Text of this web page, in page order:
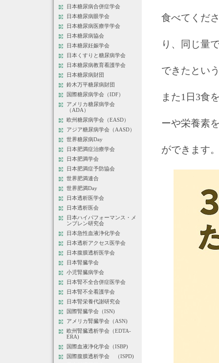
日本糖尿病合併症学会
日本糖尿病眼学会
日本糖尿病医療学学会
日本糖尿病協会
日本糖尿妊娠学会
日本くすりと糖尿病学会
日本糖尿病教育看護学会
日本糖尿病財団
鈴木万平糖尿病財団
国際糖尿病学会（IDF）
アメリカ糖尿病学会
（ADA）
欧州糖尿病学会（EASD）
アジア糖尿病学会（AASD）
世界糖尿病Day
日本肥満症治療学会
日本肥満学会
日本肥満症予防協会
世界肥満連合
世界肥満Day
日本透析医学会
日本透析医会
日本ハイパフォーマンス・メ
ンブレン研究会
日本急性血液浄化学会
日本透析アクセス医学会
日本腹膜透析医学会
日本腎臓学会
小児腎臓病学会
日本腎不全合併症医学会
日本腎不全看護学会
日本腎栄養代謝研究会
国際腎臓学会（ISN)
アメリカ腎臓学会（ASN)
欧州腎臓透析学会（EDTA-
ERA)
国際血液浄化学会（ISBP)
国際腹膜透析学会 （ISPD)
食べてくだ
り、同じ量
できたとい
また1日3食
ーや栄養素
ができます